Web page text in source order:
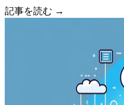
記事を読む →